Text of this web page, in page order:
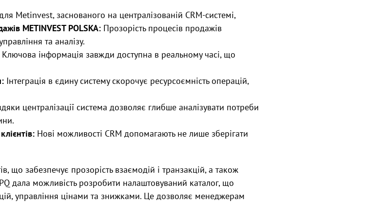
Metinvest, заснованого на централізованій CRM-системі,
METINVEST POLSKA: Прозорість процесів продажів
та аналізу.
Ключова інформація завжди доступна в реальному часі, що
Інтеграція в єдину систему скорочує ресурсоємність операцій,
централізації система дозволяє глибше аналізувати потреби
Нові можливості CRM допомагають не лише зберігати
що забезпечує прозорість взаємодій і транзакцій, а також
дала можливість розробити налаштовуваний каталог, що
управління цінами та знижками. Це дозволяє менеджерам